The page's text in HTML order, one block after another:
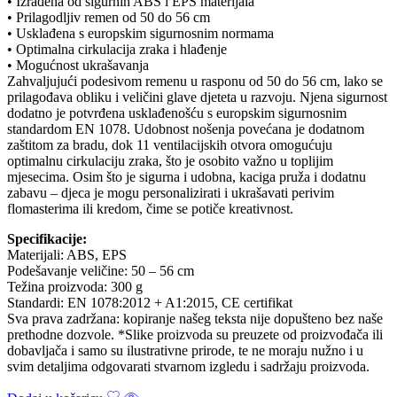
• Prilagodljiv remen od 50 do 56 cm
• Usklađena s europskim sigurnosnim normama
• Optimalna cirkulacija zraka i hlađenje
• Mogućnost ukrašavanja
Zahvaljujući podesivom remenu u rasponu od 50 do 56 cm, lako se
prilagođava obliku i veličini glave djeteta u razvoju. Njena sigurnost
dodatno je potvrđena usklađenošću s europskim sigurnosnim
standardom EN 1078. Udobnost nošenja povećana je dodatnom
zaštitom za bradu, dok 11 ventilacijskih otvora omogućuju
optimalnu cirkulaciju zraka, što je osobito važno u toplijim
mjesecima. Osim što je sigurna i udobna, kaciga pruža i dodatnu
zabavu – djeca je mogu personalizirati i ukrašavati perivim
flomasterima ili kredom, čime se potiče kreativnost.
Specifikacije:
Materijali: ABS, EPS
Podešavanje veličine: 50 – 56 cm
Težina proizvoda: 300 g
Standardi: EN 1078:2012 + A1:2015, CE certifikat
Sva prava zadržana: kopiranje našeg teksta nije dopušteno bez naše
prethodne dozvole. *Slike proizvoda su preuzete od proizvođača ili
dobavljača i samo su ilustrativne prirode, te ne moraju nužno i u
svim detaljima odgovarati stvarnom izgledu i sadržaju proizvoda.